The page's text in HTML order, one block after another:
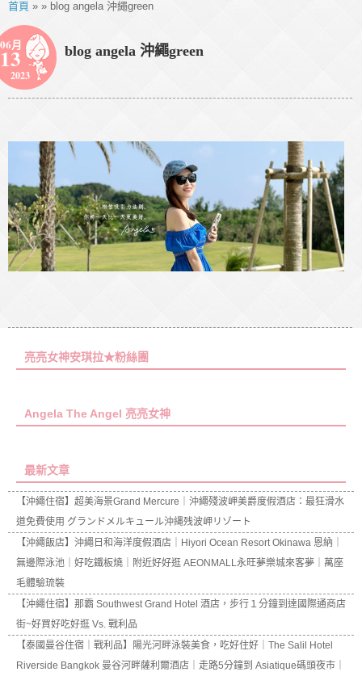
首頁 » » blog angela 沖繩green
06月
13
2023
blog angela 沖繩green
亮亮女神安琪拉★粉絲團
Angela The Angel 亮亮女神
最新文章
【沖繩住宿】超美海景Grand Mercure｜沖繩殘波岬美爵度假酒店：最狂滑水
道免費使用 グランドメルキュール沖縄残波岬リゾート
【沖繩飯店】沖繩日和海洋度假酒店｜Hiyori Ocean Resort Okinawa 恩納｜
無邊際泳池｜好吃鐵板燒｜附近好好逛 AEONMALL永旺夢樂城來客夢｜萬座
毛體驗琉裝
【沖繩住宿】那霸 Southwest Grand Hotel 酒店，步行１分鐘到達國際通商店
街~好買好吃好逛 Vs. 戰利品
【泰國曼谷住宿｜戰利品】陽光河畔泳裝美食，吃好住好｜The Salil Hotel
Riverside Bangkok 曼谷河畔薩利爾酒店｜走路5分鐘到 Asiatique碼頭夜市｜